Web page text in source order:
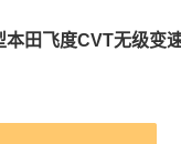
本田飞度CVT无级变